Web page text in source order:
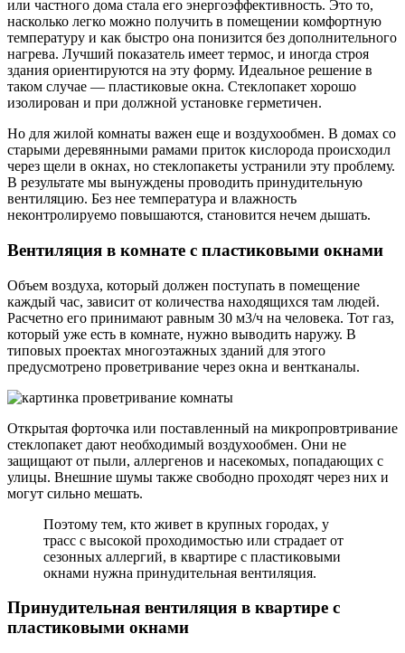
или частного дома стала его энергоэффективность. Это то,
насколько легко можно получить в помещении комфортную
температуру и как быстро она понизится без дополнительного
нагрева. Лучший показатель имеет термос, и иногда строя
здания ориентируются на эту форму. Идеальное решение в
таком случае — пластиковые окна. Стеклопакет хорошо
изолирован и при должной установке герметичен.
Но для жилой комнаты важен еще и воздухообмен. В домах со
старыми деревянными рамами приток кислорода происходил
через щели в окнах, но стеклопакеты устранили эту проблему.
В результате мы вынуждены проводить принудительную
вентиляцию. Без нее температура и влажность
неконтролируемо повышаются, становится нечем дышать.
Вентиляция в комнате с пластиковыми окнами
Объем воздуха, который должен поступать в помещение
каждый час, зависит от количества находящихся там людей.
Расчетно его принимают равным 30 м3/ч на человека. Тот газ,
который уже есть в комнате, нужно выводить наружу. В
типовых проектах многоэтажных зданий для этого
предусмотрено проветривание через окна и вентканалы.
Открытая форточка или поставленный на микропровтривание
стеклопакет дают необходимый воздухообмен. Они не
защищают от пыли, аллергенов и насекомых, попадающих с
улицы. Внешние шумы также свободно проходят через них и
могут сильно мешать.
Поэтому тем, кто живет в крупных городах, у
трасс с высокой проходимостью или страдает от
сезонных аллергий, в квартире с пластиковыми
окнами нужна принудительная вентиляция.
Принудительная вентиляция в квартире с
пластиковыми окнами